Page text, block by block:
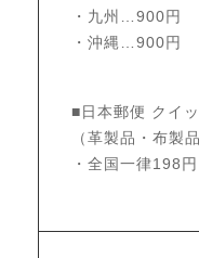
・九州…900円
・沖縄…900円
■日本郵便 クイ
（革製品・布製
・全国一律198円